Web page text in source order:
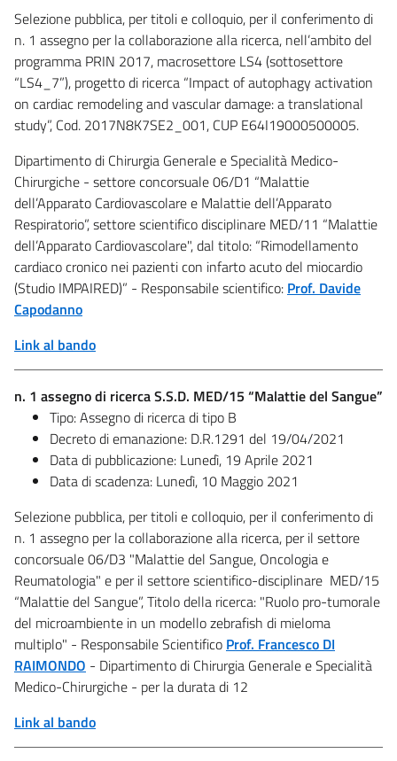
Selezione pubblica, per titoli e colloquio, per il conferimento di
n. 1 assegno per la collaborazione alla ricerca, nell’ambito del
programma PRIN 2017, macrosettore LS4 (sottosettore
“LS4_7”), progetto di ricerca “Impact of autophagy activation
on cardiac remodeling and vascular damage: a translational
study”, Cod. 2017N8K7SE2_001, CUP E64I19000500005.
Dipartimento di Chirurgia Generale e Specialità Medico-
Chirurgiche - settore concorsuale 06/D1 “Malattie
dell’Apparato Cardiovascolare e Malattie dell’Apparato
Respiratorio”, settore scientifico disciplinare MED/11 “Malattie
dell’Apparato Cardiovascolare", dal titolo: “Rimodellamento
cardiaco cronico nei pazienti con infarto acuto del miocardio
(Studio IMPAIRED)” - Responsabile scientifico: Prof. Davide
Capodanno
Link al bando
n. 1 assegno di ricerca S.S.D. MED/15 “Malattie del Sangue”
Tipo: Assegno di ricerca di tipo B
Decreto di emanazione: D.R.1291 del 19/04/2021
Data di pubblicazione: Lunedì, 19 Aprile 2021
Data di scadenza: Lunedì, 10 Maggio 2021
Selezione pubblica, per titoli e colloquio, per il conferimento di
n. 1 assegno per la collaborazione alla ricerca, per il settore
concorsuale 06/D3 "Malattie del Sangue, Oncologia e
Reumatologia" e per il settore scientifico-disciplinare MED/15
“Malattie del Sangue”, Titolo della ricerca: "Ruolo pro-tumorale
del microambiente in un modello zebrafish di mieloma
multiplo" - Responsabile Scientifico Prof. Francesco DI
RAIMONDO - Dipartimento di Chirurgia Generale e Specialità
Medico-Chirurgiche - per la durata di 12
Link al bando